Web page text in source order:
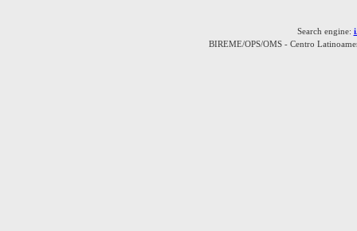
Search engine:
BIREME/OPS/OMS - Centro